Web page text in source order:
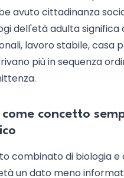
avuto cittadinanza
dell'età adulta
lavoro stabile, casa
più in sequenza
come concetto
combinato di biologia e
un dato meno